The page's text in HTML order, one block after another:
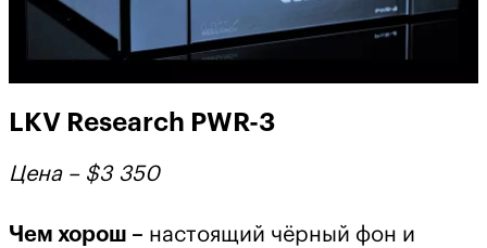
LKV Research PWR-3
Цена – $3 350
Чем хорош – настоящий чёрный фон и